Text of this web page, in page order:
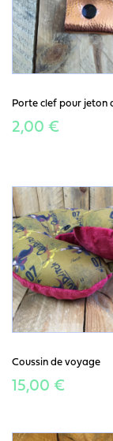
Porte clef pour jeton
2,00 €
Coussin de voyage
15,00 €